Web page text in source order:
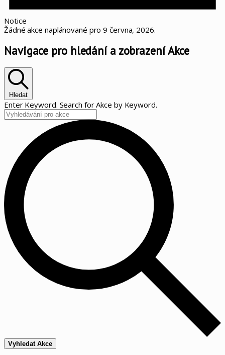
Notice
Žádné akce naplánované pro 9 června, 2026.
Navigace pro hledání a zobrazení Akce
Hledat
Enter Keyword. Search for Akce by Keyword.
Vyhledat Akce